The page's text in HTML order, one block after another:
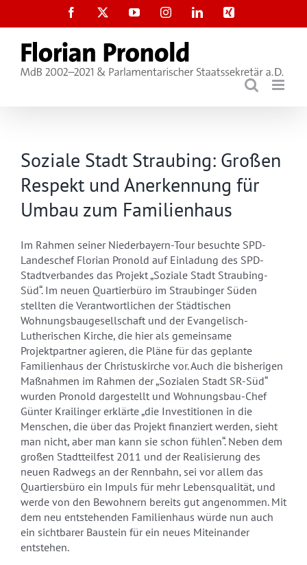
Facebook YouTubeInstagramLinkedInXing
Soziale Stadt Straubing: Großen
Respekt und Anerkennung für
Umbau zum Familienhaus
Im Rahmen seiner Niederbayern-Tour besuchte SPD-
Landeschef Florian Pronold auf Einladung des SPD-
Stadtverbandes das Projekt „Soziale Stadt Straubing-
Süd“. Im neuen Quartierbüro im Straubinger Süden
stellten die Verantwortlichen der Städtischen
Wohnungsbaugesellschaft und der Evangelisch-
Lutherischen Kirche, die hier als gemeinsame
Projektpartner agieren, die Pläne für das geplante
Familienhaus der Christuskirche vor. Auch die bisherigen
Maßnahmen im Rahmen der „Sozialen Stadt SR-Süd“
wurden Pronold dargestellt und Wohnungsbau-Chef
Günter Krailinger erklärte „die Investitionen in die
Menschen, die über das Projekt finanziert werden, sieht
man nicht, aber man kann sie schon fühlen“. Neben dem
großen Stadtteilfest 2011 und der Realisierung des
neuen Radwegs an der Rennbahn, sei vor allem das
Quartiersbüro ein Impuls für mehr Lebensqualität, und
werde von den Bewohnern bereits gut angenommen. Mit
dem neu entstehenden Familienhaus würde nun auch
ein sichtbarer Baustein für ein neues Miteinander
entstehen.